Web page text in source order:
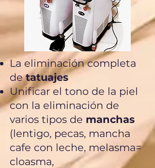
La eliminación completa
detatuajes
Unificar el tono de la piel
con la eliminación de
varios tipos de manchas
(lentigo, pecas, mancha
cafe con leche, melasma=
cloasma,